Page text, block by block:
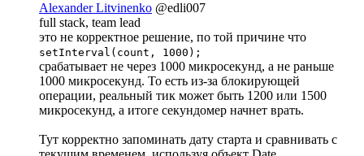
Alexander Litvinenko @edli007
full stack, team lead
это не корректное решение, по той причине что
setInterval(count, 1000);
срабатывает не через 1000 микросекунд, а не раньше
1000 микросекунд. То есть из-за блокирующей
операции, реальный тик может быть 1200 или 1500
микросекунд, а итоге секундомер начнет врать.
Тут корректно запоминать дату старта и сравнивать с